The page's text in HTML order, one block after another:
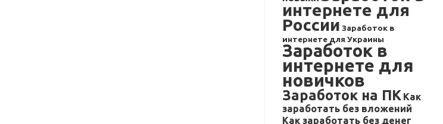
интернете для
России Заработок в
интернете для Украины
Заработок в
интернете для
новичков
Заработок на ПК Как
заработать без вложений
Как заработать без денег